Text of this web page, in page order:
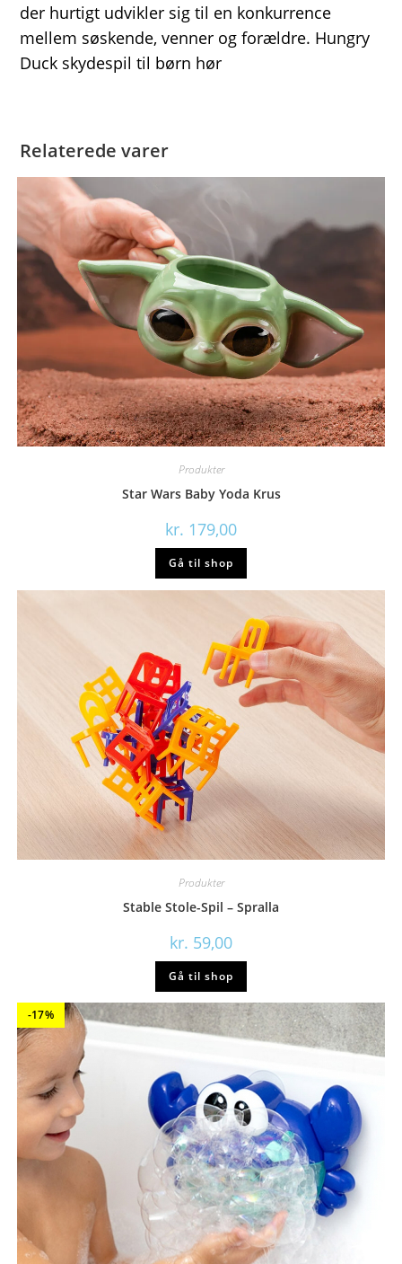
der hurtigt udvikler sig til en konkurrence
mellem søskende, venner og forældre. Hungry
Duck skydespil til børn hør
Relaterede varer
Produkter
Star Wars Baby Yoda Krus
kr. 179,00
Gå til shop
Produkter
Stable Stole-Spil – Spralla
kr. 59,00
Gå til shop
-17%